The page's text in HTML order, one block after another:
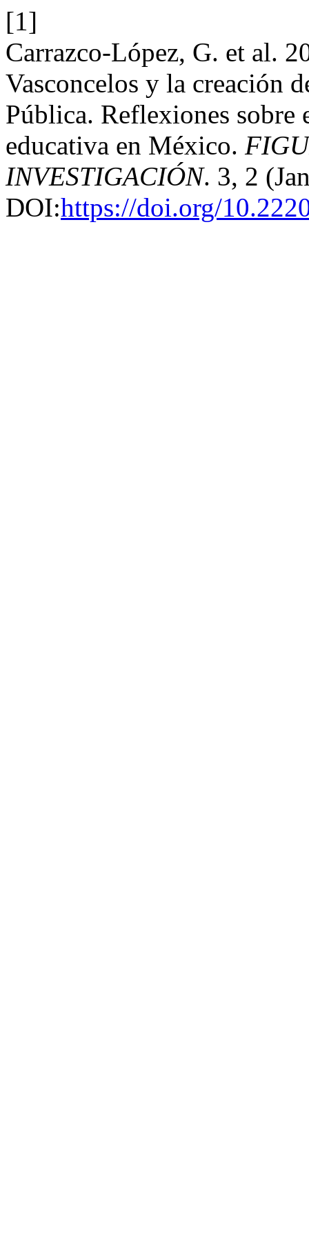
[1]
Carrazco-López, G. et al.
Vasconcelos y la creación
Pública. Reflexiones
educativa en México.
INVESTIGACIÓN. 3, 2
DOI:https://doi.org/